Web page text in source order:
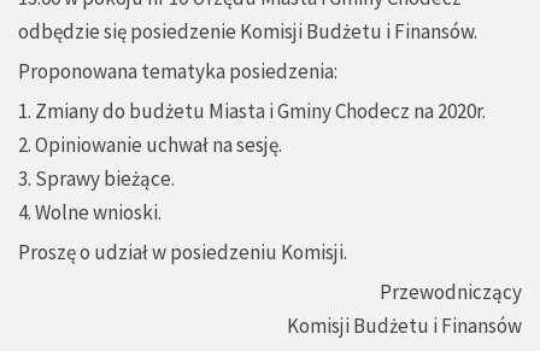
odbędzie się posiedzenie Komisji Budżetu i Finansów.
Proponowana tematyka posiedzenia:
1. Zmiany do budżetu Miasta i Gminy Chodecz na 2020r.
2. Opiniowanie uchwał na sesję.
3. Sprawy bieżące.
4. Wolne wnioski.
Proszę o udział w posiedzeniu Komisji.
Przewodniczący
Komisji Budżetu i Finansów